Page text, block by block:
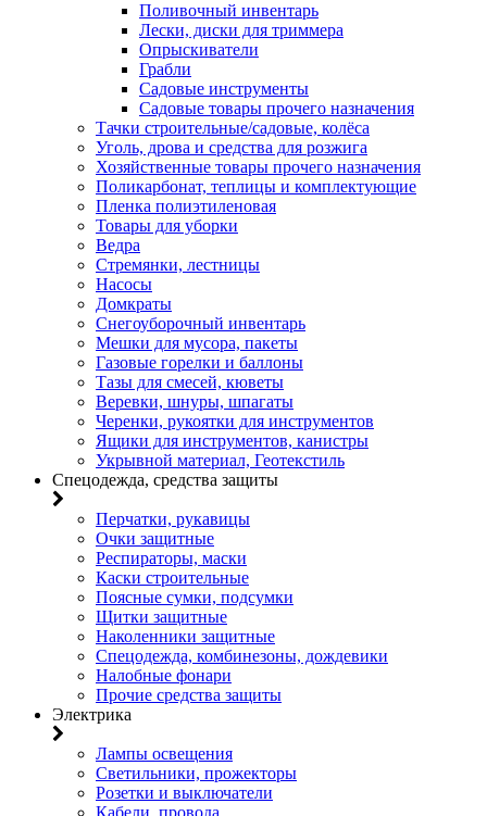
Поливочный инвентарь
Лески, диски для триммера
Опрыскиватели
Грабли
Садовые инструменты
Садовые товары прочего назначения
Тачки строительные/садовые, колёса
Уголь, дрова и средства для розжига
Хозяйственные товары прочего назначения
Поликарбонат, теплицы и комплектующие
Пленка полиэтиленовая
Товары для уборки
Ведра
Стремянки, лестницы
Насосы
Домкраты
Снегоуборочный инвентарь
Мешки для мусора, пакеты
Газовые горелки и баллоны
Тазы для смесей, кюветы
Веревки, шнуры, шпагаты
Черенки, рукоятки для инструментов
Ящики для инструментов, канистры
Укрывной материал, Геотекстиль
Спецодежда, средства защиты
Перчатки, рукавицы
Очки защитные
Респираторы, маски
Каски строительные
Поясные сумки, подсумки
Щитки защитные
Наколенники защитные
Спецодежда, комбинезоны, дождевики
Налобные фонари
Прочие средства защиты
Электрика
Лампы освещения
Светильники, прожекторы
Розетки и выключатели
Кабели, провода